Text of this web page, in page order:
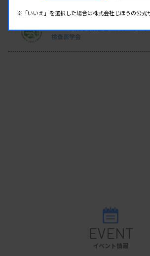
2026年度学術推進プロジェク
検査医学会
EVENT
イベント情報
※「いいえ」を選択した場合は株式会社じほうの公式